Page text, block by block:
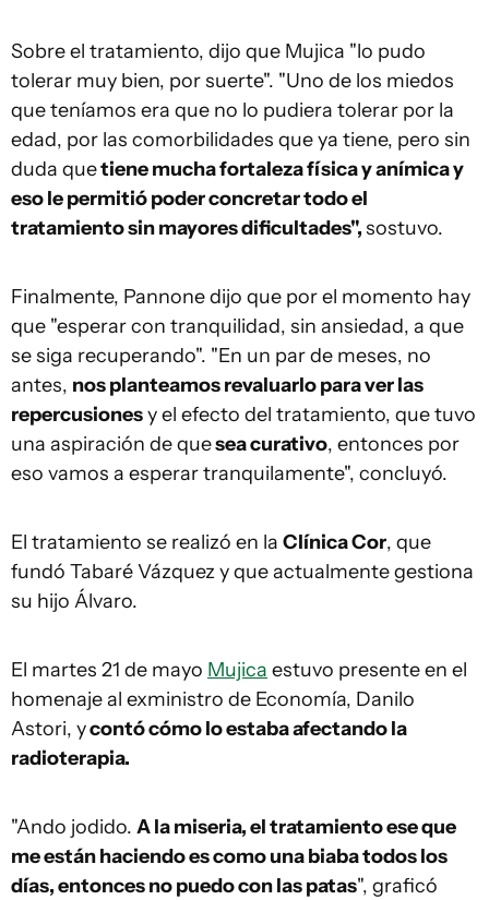
Sobre el tratamiento, dijo que Mujica "lo pudo
tolerar muy bien, por suerte". "Uno de los miedos
que teníamos era que no lo pudiera tolerar por la
edad, por las comorbilidades que ya tiene, pero sin
duda quetiene mucha fortaleza física y anímica y
eso le permitió poder concretar todo el
tratamiento sin mayores dificultades",sostuvo.
Finalmente, Pannone dijo que por el momento hay
que "esperar con tranquilidad, sin ansiedad, a que
se siga recuperando". "En un par de meses, no
antes, nos planteamos revaluarlo para ver las
repercusionesy el efecto del tratamiento, que tuvo
una aspiración de quesea curativo, entonces por
eso vamos a esperar tranquilamente", concluyó.
El tratamiento se realizó en la Clínica Cor, que
fundó Tabaré Vázquez y que actualmente gestiona
su hijo Álvaro.
El martes 21 de mayo Mujica estuvo presente en el
homenaje al exministro de Economía, Danilo
Astori, ycontó cómo lo estaba afectando la
radioterapia.
"Ando jodido. A la miseria, el tratamiento ese que
me están haciendo es como una biaba todos los
días, entonces no puedo con las patas", graficó